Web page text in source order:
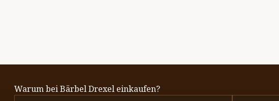
Warum bei Bärbel Drexel einkaufen?